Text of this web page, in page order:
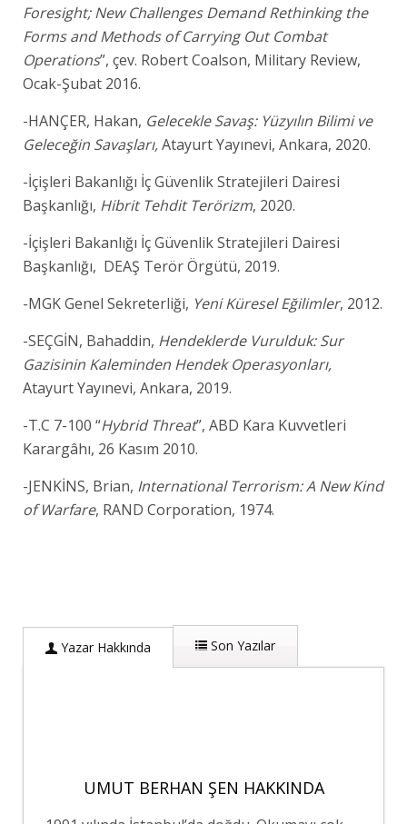
Foresight; New Challenges Demand Rethinking the
Forms and Methods of Carrying Out Combat
Operations”, çev. Robert Coalson, Military Review,
Ocak-Şubat 2016.
-HANÇER, Hakan, Gelecekle Savaş: Yüzyılın Bilimi ve
Geleceğin Savaşları,Atayurt Yayınevi, Ankara, 2020.
-İçişleri Bakanlığı İç Güvenlik Stratejileri Dairesi
Başkanlığı, Hibrit Tehdit Terörizm, 2020.
-İçişleri Bakanlığı İç Güvenlik Stratejileri Dairesi
Başkanlığı, DEAŞ Terör Örgütü, 2019.
-MGK Genel Sekreterliği, Yeni Küresel Eğilimler, 2012.
-SEÇGİN, Bahaddin, Hendeklerde Vurulduk: Sur
Gazisinin Kaleminden Hendek Operasyonları,
Atayurt Yayınevi, Ankara, 2019.
-T.C 7-100 “Hybrid Threat”, ABD Kara Kuvvetleri
Karargâhı, 26 Kasım 2010.
-JENKİNS, Brian, International Terrorism: A New Kind
of Warfare, RAND Corporation, 1974.
Yazar Hakkında Son Yazılar
UMUT BERHAN ŞEN HAKKINDA